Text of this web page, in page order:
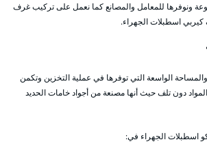
ونوفرها للمعامل والمصانع كما نعمل على تركيب غرف
اسطبلات الجهراء.
الواسعة التي توفرها في عملية التخزين وتكمن
دون تلف حيث أنها مصنعة من أجواد خامات الحديد
اسطبلات الجهراء في: